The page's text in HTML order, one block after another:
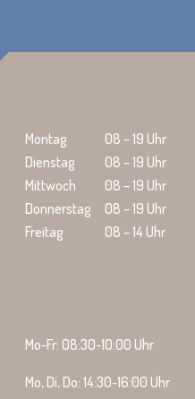
Montag
08 – 19 Uhr
Dienstag
08 – 19 Uhr
Mittwoch
08 – 19 Uhr
Donnerstag
08 – 19 Uhr
Freitag
08 – 14 Uhr
Mo-Fr: 08:30-10:00 Uhr
Mo, Di, Do: 14:30-16:00 Uhr